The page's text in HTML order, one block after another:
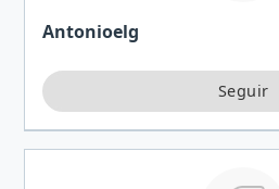
Antonioelg